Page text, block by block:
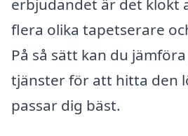
erbjudandet är det klokt
flera olika tapetserare
På så sätt kan du
tjänster för att hitta den
passar dig bäst.